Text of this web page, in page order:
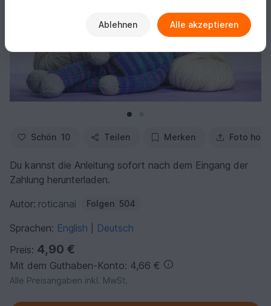
Schön 10 Teilen Merken Foto
Du kannst die Anleitung sofort nach dem Eingang der
Zahlung herunterladen.
Autor: roticanai Folgen 504
Sprachen: English
Deutsch
Preis: 4,90 €
Mit dem Guthaben-Konto: 4,66 €
Alle Preisangaben inkl. MwSt.
Ablehnen Alle akzeptieren